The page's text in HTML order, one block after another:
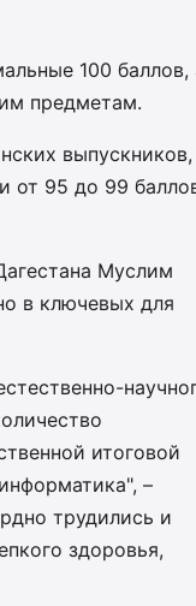
100 баллов,
предметам.
выпускников,
от 95 до 99
Муслим
в ключевых для
итоговой
–
трудились и
здоровья,